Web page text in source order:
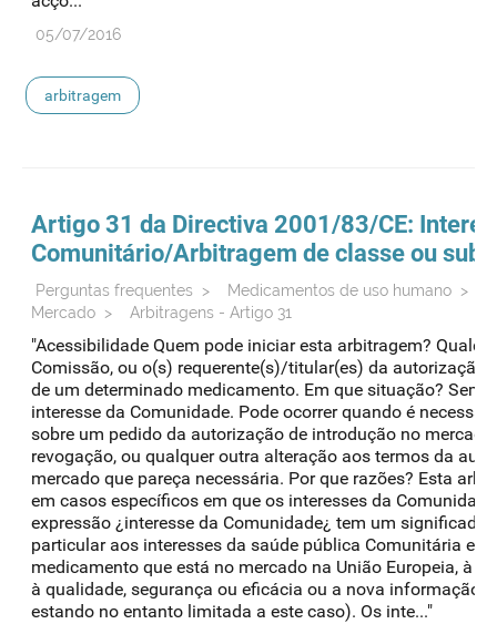
05/07/2016
arbitragem
Artigo 31 da Directiva 2001/83/CE:
Comunitário/Arbitragem de classe ou
Perguntas frequentes > Medicamentos de uso humano >
Mercado > Arbitragens - Artigo 31
"Acessibilidade Quem pode iniciar esta arbitragem?
Comissão, ou o(s) requerente(s)/titular(es) da autorização
de um determinado medicamento. Em que situação?
interesse da Comunidade. Pode ocorrer quando é
sobre um pedido da autorização de introdução no
revogação, ou qualquer outra alteração aos termos da
mercado que pareça necessária. Por que razões? Esta
em casos específicos em que os interesses da
expressão ¿interesse da Comunidade¿ tem um significado
particular aos interesses da saúde pública Comunitária em
medicamento que está no mercado na União Europeia, à
à qualidade, segurança ou eficácia ou a nova informação
estando no entanto limitada a este caso). Os inte..."